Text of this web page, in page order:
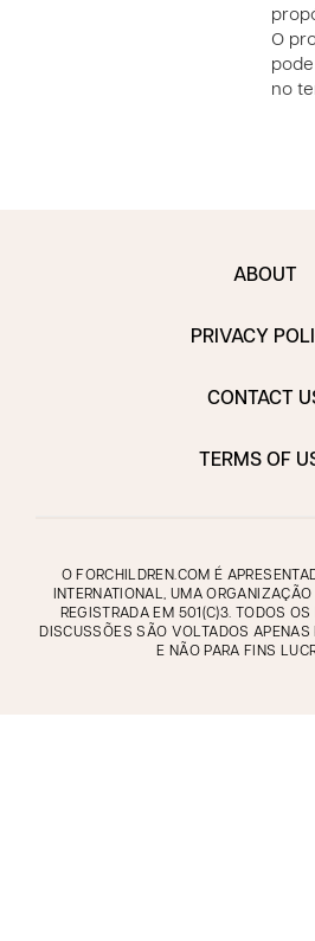
O
no
ABOUT
PRIVACY
CONTACT
TERMS OF
O FORCHILDREN.COM É
INTERNATIONAL, UMA
REGISTRADA EM 501(C)3. TODOS OS
DISCUSSÕES SÃO VOLTADOS APENAS
E NÃO PARA FINS